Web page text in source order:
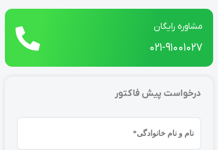
مشاوره رایگان
021-91001027
درخواست پیش فاکتور